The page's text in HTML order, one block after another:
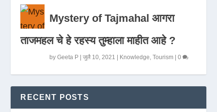
Mystery of Tajmahal आगरा
ताजमहल चे हे रहस्य तुम्हाला माहीत आहे ?
byGeeta P |जुलै 10, 2021 | Knowledge ,Tourism |0
RECENT POSTS